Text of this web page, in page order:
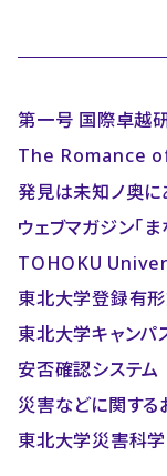
第一号 国際卓越
The Romance
発見は未知ノ奥に
ウェブマガジン「ま
TOHOKU
東北大学登録有
東北大学キャンパ
安否確認システム
災害などに関する
東北大学災害科